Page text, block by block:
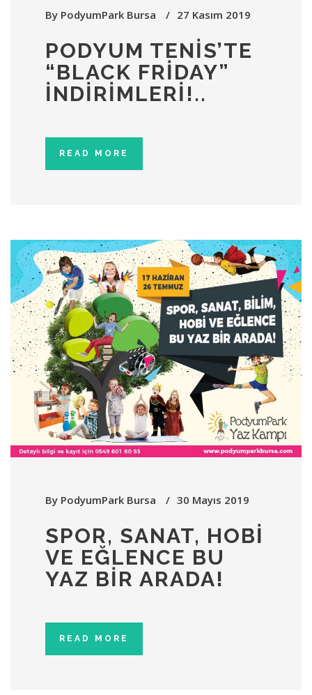
By PodyumPark Bursa 27 Kasım 2019
PODYUM TENIS’TE
“BLACK FRIDAY”
İNDIRIMLERI!..
READ MORE
By PodyumPark Bursa 30 Mayıs 2019
SPOR, SANAT, HOBİ
VE EĞLENCE BU
YAZ BİR ARADA!
READ MORE